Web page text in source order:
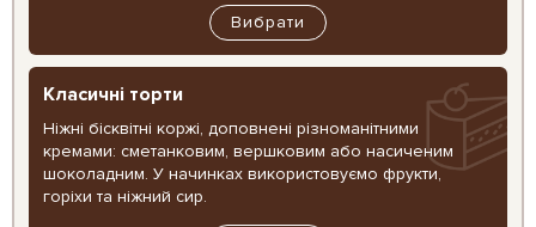
Вибрати
Класичні торти
Ніжні бісквітні коржі, доповнені різноманітними
кремами: сметанковим, вершковим або насиченим
шоколадним. У начинках використовуємо фрукти,
горіхи та ніжний сир.